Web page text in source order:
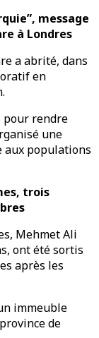
message
à Londres
a abrité, dans
en
pour rendre
une
aux populations
trois
Mehmet Ali
ont été sortis
après les
immeuble
de